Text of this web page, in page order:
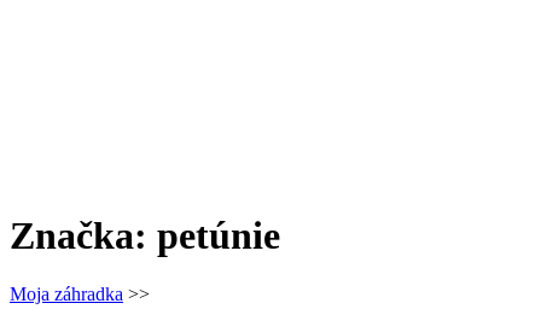
Značka: petúnie
Moja záhradka >>